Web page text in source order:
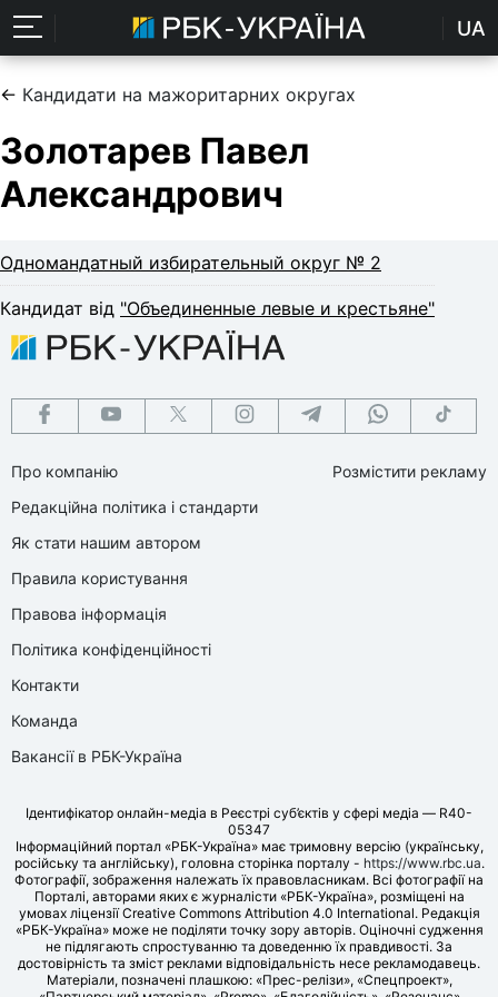
UA
← Кандидати на мажоритарних округах
Золотарев Павел
Александрович
Одномандатный избирательный округ № 2
Кандидат від "Объединенные левые и крестьяне"
Про компанію
Редакційна політика і стандарти
Як стати нашим автором
Правила користування
Правова інформація
Політика конфіденційності
Контакти
Команда
Вакансії в РБК-Україна
Розмістити рекламу
Ідентифікатор онлайн-медіа в Реєстрі суб’єктів у сфері медіа — R40-
05347
Інформаційний портал «РБК-Україна» має тримовну версію (українську,
російську та англійську), головна сторінка порталу - https://www.rbc.ua.
Фотографії, зображення належать їх правовласникам. Всі фотографії на
Порталі, авторами яких є журналісти «РБК-Україна», розміщені на
умовах ліцензії Creative Commons Attribution 4.0 International. Редакція
«РБК-Україна» може не поділяти точку зору авторів. Оціночні судження
не підлягають спростуванню та доведенню їх правдивості. За
достовірність та зміст реклами відповідальність несе рекламодавець.
Матеріали, позначені плашкою: «Прес-релізи», «Спецпроект»,